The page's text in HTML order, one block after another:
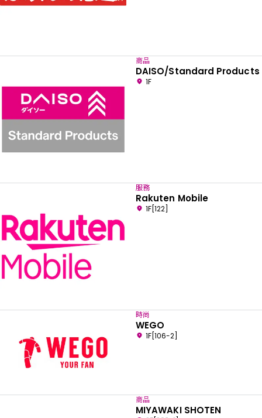
商品
DAISO/Standard Products
1F
服務
Rakuten Mobile
1F[122]
時尚
WEGO
1F[106-2]
商品
MIYAWAKI SHOTEN